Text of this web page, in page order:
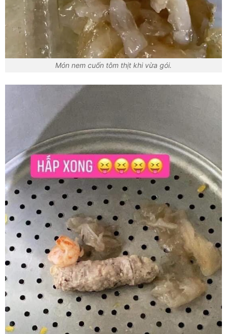
Món nem cuốn tôm thịt khi vừa gói.